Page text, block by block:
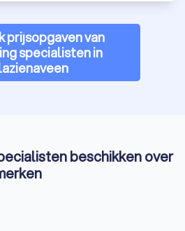
prijsopgaven van
specialisten in
beschikken over